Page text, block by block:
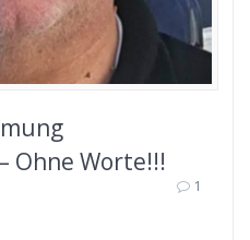
Ohne Worte!!!
1